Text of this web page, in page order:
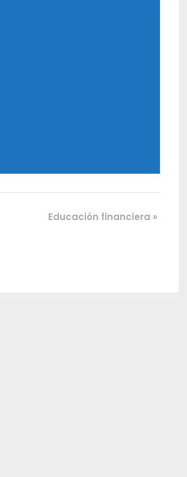
Educación financiera »